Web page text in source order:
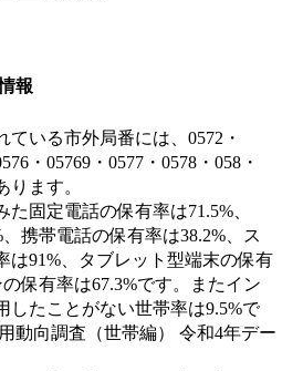
報
いる市外局番には、0572・
・05769・0577・0578・058・
ります。
固定電話の保有率は71.5%、
携帯電話の保有率は38.2%、ス
は91%、タブレット型端末の保有
保有率は67.3%です。またイン
したことがない世帯率は9.5%で
動向調査（世帯編） 令和4年デー